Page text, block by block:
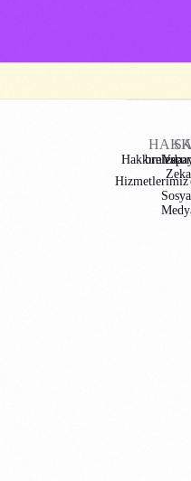
Hakkımızda
Hizmetlerimiz
Zeka